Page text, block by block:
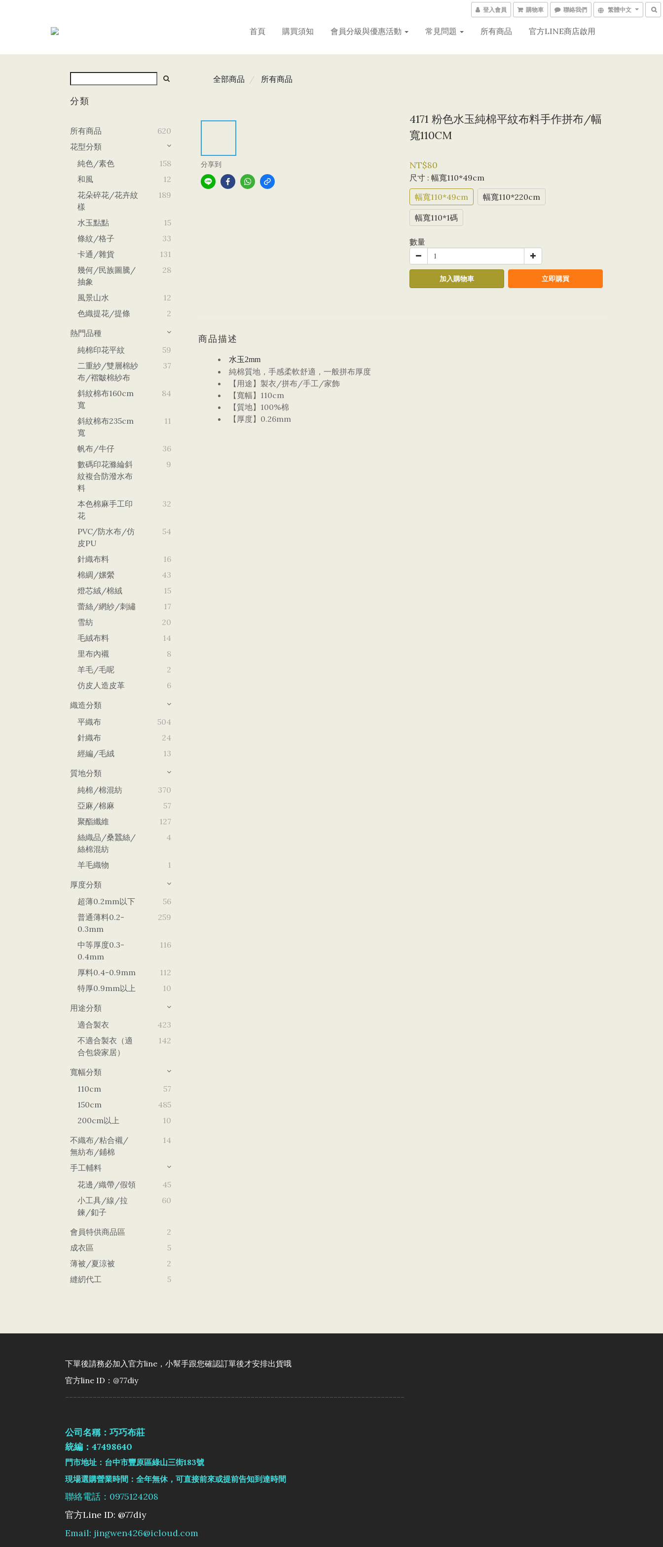
登入會員 購物車 聯絡我們 繁體中文
首頁 購買須知 會員分級與優惠活動 常見問題 所有商品 官方LINE商店啟用
分類
所有商品
620
花型分類
純色/素色
158
和風
12
花朵碎花/花卉紋
樣
189
水玉點點
15
條紋/格子
33
卡通/雜貨
131
幾何/民族圖騰/
抽象
28
風景山水
12
色織提花/提條
2
熱門品種
純棉印花平紋
59
二重紗/雙層棉紗
布/褶皺棉紗布
37
斜紋棉布160cm
寬
84
斜紋棉布235cm
寬
11
帆布/牛仔
36
數碼印花滌綸斜
紋複合防潑水布
料
9
本色棉麻手工印
花
32
PVC/防水布/仿
皮PU
54
針織布料
16
棉綢/嫘縈
43
燈芯絨/棉絨
15
蕾絲/網紗/刺繡
17
雪紡
20
毛絨布料
14
里布內襯
8
羊毛/毛呢
2
仿皮人造皮革
6
織造分類
平織布
504
針織布
24
經編/毛絨
13
質地分類
純棉/棉混紡
370
亞麻/棉麻
57
聚酯纖維
127
絲織品/桑蠶絲/
絲棉混紡
4
羊毛織物
1
厚度分類
超薄0.2mm以下
56
普通薄料0.2-
0.3mm
259
中等厚度0.3-
0.4mm
116
厚料0.4-0.9mm
112
特厚0.9mm以上
10
用途分類
適合製衣
423
不適合製衣（適
合包袋家居）
142
寬幅分類
110cm
57
150cm
485
200cm以上
10
不織布/粘合襯/
無紡布/鋪棉
14
手工輔料
花邊/織帶/假領
45
小工具/線/拉
鍊/釦子
60
會員特供商品區
2
成衣區
5
薄被/夏涼被
2
縫紉代工
5
全部商品 所有商品
分享到
4171 粉色水玉純棉平紋布料手作拼布/幅
寬110CM
NT$80
尺寸 : 幅寬110*49cm
幅寬110*49cm
幅寬110*220cm
幅寬110*1碼
數量
加入購物車 立即購買
商品描述
水玉2mm
純棉質地，手感柔軟舒適，一般拼布厚度
【用途】製衣/拼布/手工/家飾
【寬幅】110cm
【質地】100%棉
【厚度】0.26mm
下單後請務必加入官方line，小幫手跟您確認訂單後才安排出貨哦
官方line ID：@77diy
--------------------------------------------------------------------------------------
公司名稱：巧巧布莊
統編：47498640
門市地址：台中市豐原區綠山三街183號
現場選購營業時間：全年無休，可直接前來或提前告知到達時間
聯絡電話：0975124208
官方Line ID: @77diy
Email: jingwen426@icloud.com